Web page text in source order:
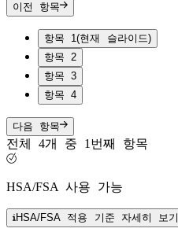
이전 항목
항목 1(현재 슬라이드)
항목 2
항목 3
항목 4
다음 항목
전체 4개 중 1번째 항목
HSA/FSA 사용 가능
HSA/FSA 적용 기준 자세히 보기